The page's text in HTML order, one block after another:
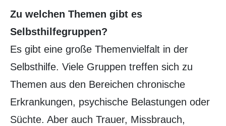
Zu welchen Themen gibt es
Selbsthilfegruppen?
Es gibt eine große Themenvielfalt in der
Selbsthilfe. Viele Gruppen treffen sich zu
Themen aus den Bereichen chronische
Erkrankungen, psychische Belastungen oder
Süchte. Aber auch Trauer, Missbrauch,